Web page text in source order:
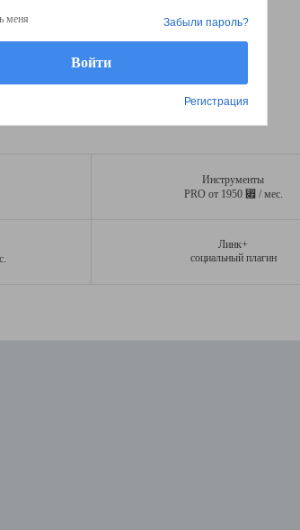
Инструменты
PRO от 1950 ⃏ / мес.
Линк+
социальный плагин
меня
Регистрация
Забыли пароль?